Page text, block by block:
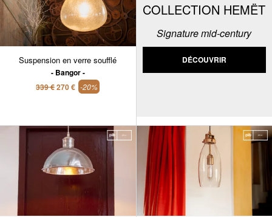
Suspension en verre soufflé
Bangor
339 €270 € -20%
COLLECTION HEMËT
Signature mid-century
DÉCOUVRIR